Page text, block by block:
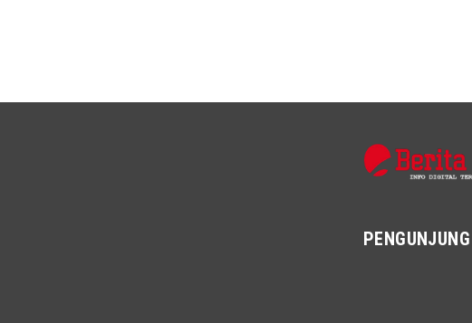
PENGUNJUNG